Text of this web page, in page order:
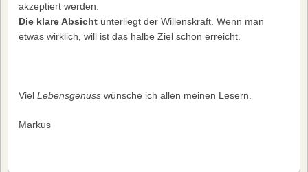
akzeptiert werden.
Die klare Absicht unterliegt der Willenskraft. Wenn man
etwas wirklich, will ist das halbe Ziel schon erreicht.
Viel Lebensgenuss wünsche ich allen meinen Lesern.
Markus